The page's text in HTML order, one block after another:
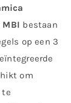
MBI bestaan
op een 3
om
te